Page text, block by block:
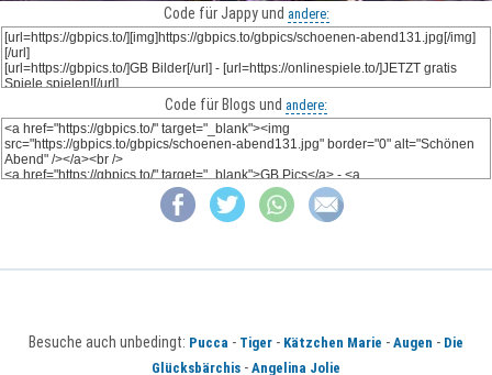
Code für Jappy und andere:
Code für Blogs und andere:
Besuche auch unbedingt: Pucca - Tiger - Kätzchen Marie - Augen - Die
Glücksbärchis - Angelina Jolie